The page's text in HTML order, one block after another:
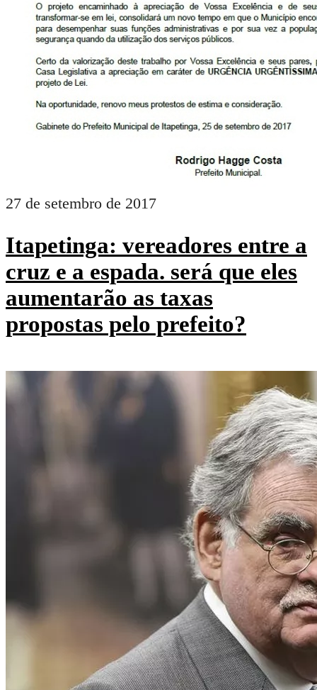
27 de setembro de 2017
Itapetinga: vereadores entre a
cruz e a espada. será que eles
aumentarão as taxas
propostas pelo prefeito?